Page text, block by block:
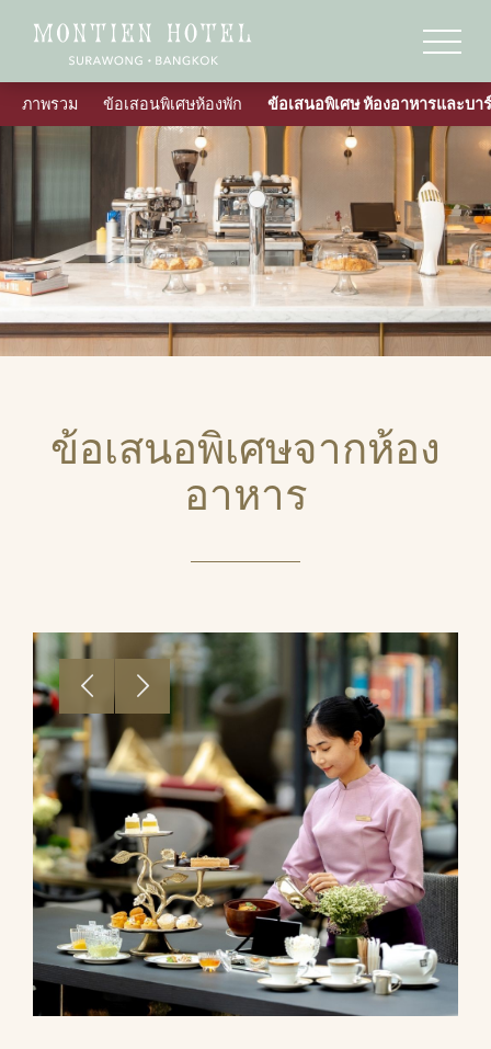
ข้อเสนอพิเศษจากห้อง
อาหาร
ภาพรวม ข้อเสอนพิเศษห้องพัก ข้อเสนอพิเศษ ห้องอาหารและบาร์